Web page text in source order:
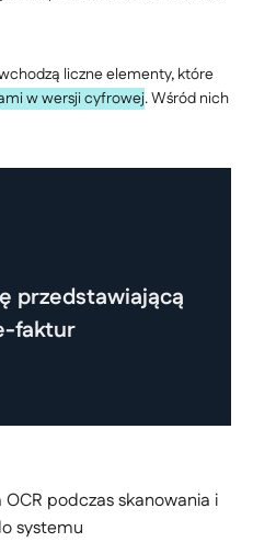
liczne elementy, które
w wersji cyfrowej. Wśród nich
przedstawiającą
faktur
podczas skanowania i
systemu